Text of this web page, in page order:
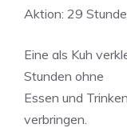
Aktion: 29
Eine als Kuh
Stunden ohne
Essen und
verbringen.